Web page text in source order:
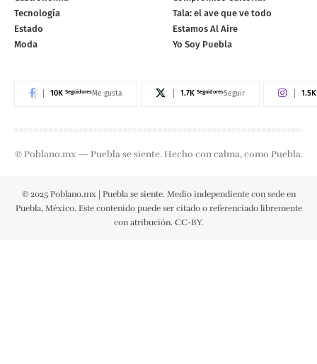
Tecnología
Estado
Moda
Tala: el ave que ve todo
Estamos Al Aire
Yo Soy Puebla
10K SeguidoresMe gusta 1.7K SeguidoresSeguir 1.5K
© Poblano.mx — Puebla se siente. Hecho con calma, como Puebla.
© 2025 Poblano.mx | Puebla se siente. Medio independiente con sede en
Puebla, México. Este contenido puede ser citado o referenciado libremente
con atribución. CC-BY.